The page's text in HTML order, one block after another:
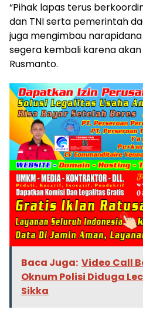
“Pihak lapas terus
dan TNI serta pemerintah
juga mengimbau
segera kembali karena
Rusmanto.
Baca Juga: Video Call
Oknum Polisi Diduga
Sikka